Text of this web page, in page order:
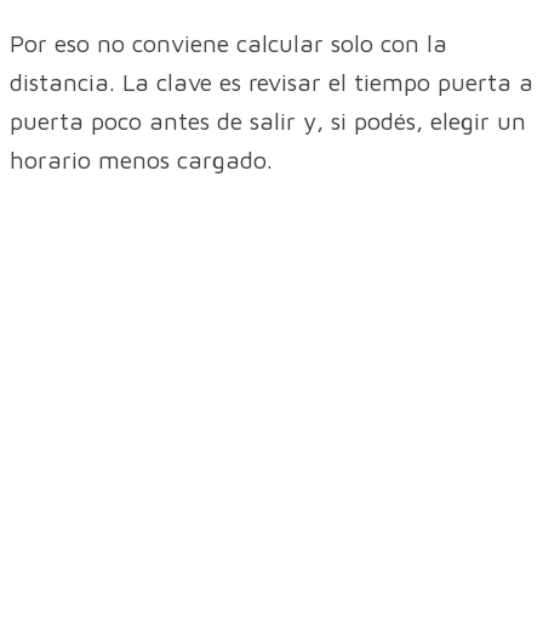
Por eso no conviene calcular solo con la
distancia. La clave es revisar el tiempo puerta a
puerta poco antes de salir y, si podés, elegir un
horario menos cargado.